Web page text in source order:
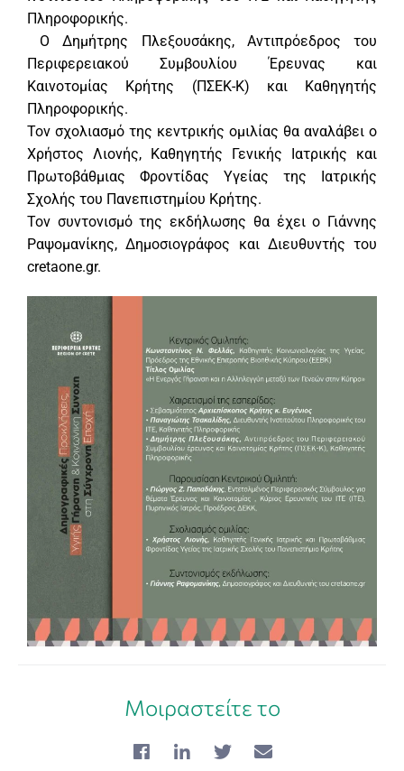
Πληροφορικής.
Ο Δημήτρης Πλεξουσάκης, Αντιπρόεδρος του
Περιφερειακού Συμβουλίου Έρευνας και
Καινοτομίας Κρήτης (ΠΣΕΚ-Κ) και Καθηγητής
Πληροφορικής.
Τον σχολιασμό της κεντρικής ομιλίας θα αναλάβει ο
Χρήστος Λιονής, Καθηγητής Γενικής Ιατρικής και
Πρωτοβάθμιας Φροντίδας Υγείας της Ιατρικής
Σχολής του Πανεπιστημίου Κρήτης.
Τον συντονισμό της εκδήλωσης θα έχει ο Γιάννης
Ραψομανίκης, Δημοσιογράφος και Διευθυντής του
cretaone.gr.
Μοιραστείτε το